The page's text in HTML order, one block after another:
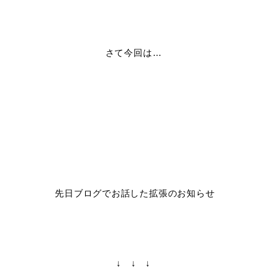
さて今回は…
先日ブログでお話した拡張のお知らせ
↓ ↓ ↓